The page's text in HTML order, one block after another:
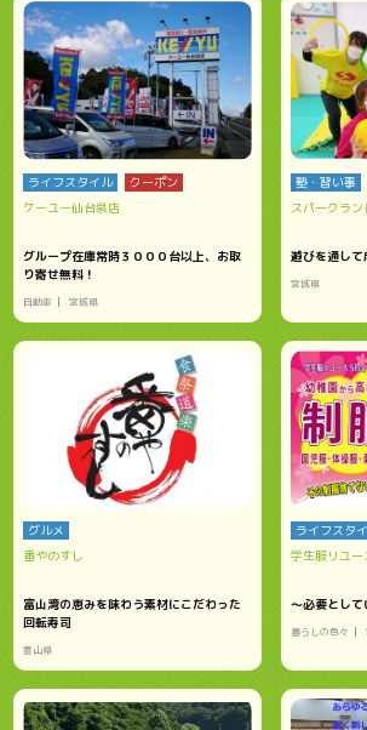
ライフスタイル
クーポン
ケーユー仙台泉店
グループ在庫常時３０００台以上、お取
り寄せ無料！
自動車 宮城県
塾・習い事
スパークラン
遊びを通して
宮城県
グルメ
番やのすし
富山湾の恵みを味わう素材にこだわった
回転寿司
富山県
ライフスタ
学生服リユー
～必要とし
暮らしの色々